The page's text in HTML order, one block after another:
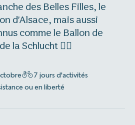
des Belles Filles, le
d'Alsace, mais aussi
comme le Ballon de
la Schlucht 🚴‍♂️
7 jours d'activités
ou en liberté